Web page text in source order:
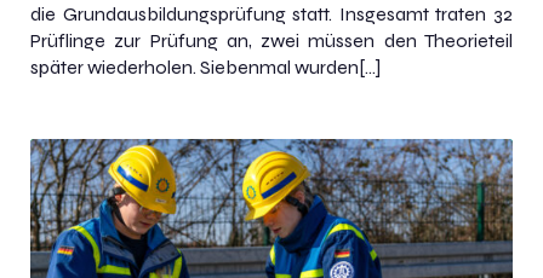
die Grundausbildungsprüfung statt. Insgesamt traten 32
Prüflinge zur Prüfung an, zwei müssen den Theorieteil
später wiederholen. Siebenmal wurden[…]